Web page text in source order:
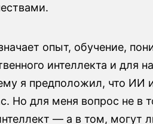
опыт, обучение,
интеллекта и для
я предположил, что ИИ
Но для меня вопрос не
— а в том, могут